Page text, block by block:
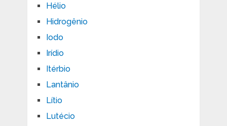
Hélio
Hidrogênio
Iodo
Irídio
Itérbio
Lantânio
Lítio
Lutécio